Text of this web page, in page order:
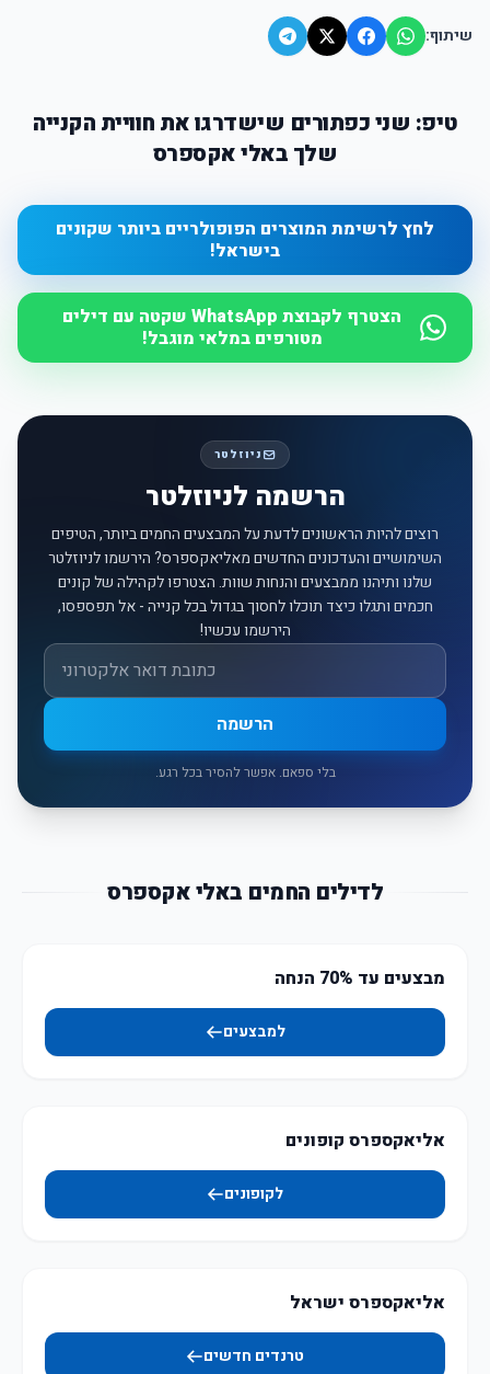
שיתוף:
טיפ: שני כפתורים שישדרגו את חוויית הקנייה
שלך באלי אקספרס
לחץ לרשימת המוצרים הפופולריים ביותר שקונים
בישראל!
הצטרף לקבוצת WhatsApp שקטה עם דילים
מטורפים במלאי מוגבל!
ניוזלטר
הרשמה לניוזלטר
רוצים להיות הראשונים לדעת על המבצעים החמים ביותר, הטיפים
השימושיים והעדכונים החדשים מאליאקספרס? הירשמו לניוזלטר
שלנו ותיהנו ממבצעים והנחות שוות. הצטרפו לקהילה של קונים
חכמים ותגלו כיצד תוכלו לחסוך בגדול בכל קנייה - אל תפספסו,
הירשמו עכשיו!
אימייל
הרשמה
בלי ספאם. אפשר להסיר בכל רגע.
לדילים החמים באלי אקספרס
מבצעים עד 70% הנחה
למבצעים
אליאקספרס קופונים
לקופונים
אליאקספרס ישראל
טרנדים חדשים